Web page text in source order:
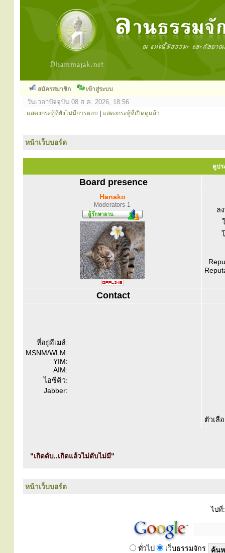
สมัครสมาชิก เข้าสู่ระบบ
วันเวลาปัจจุบัน 08 ส.ค. 2026, 18:56
แสดงกระทู้ที่ยังไม่มีการตอบ แสดงกระทู้ที่เปิดดูแล้ว
หน้าเว็บบอร์ด
ดูปร
Board presence
Hanako
Moderators-1
ล
Contact
ที่อยู่อีเมล์:
MSNM/WLM:
YIM:
AIM:
ไอซีคิว:
Jabber:
ตัวเลื
"เกิดดับ..เกิดแล้วไม่ดับไม่มี"
หน้าเว็บบอร์ด
ไปที่:
ทั่วไป เว็บธรรมจักร